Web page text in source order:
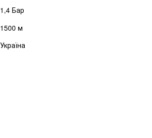
1,4 Бар
1500 м
Україна